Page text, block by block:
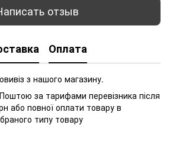
отзыв
Оплата
з нашого магазину.
за тарифами перевізника після
або повної оплати товару в
типу товару